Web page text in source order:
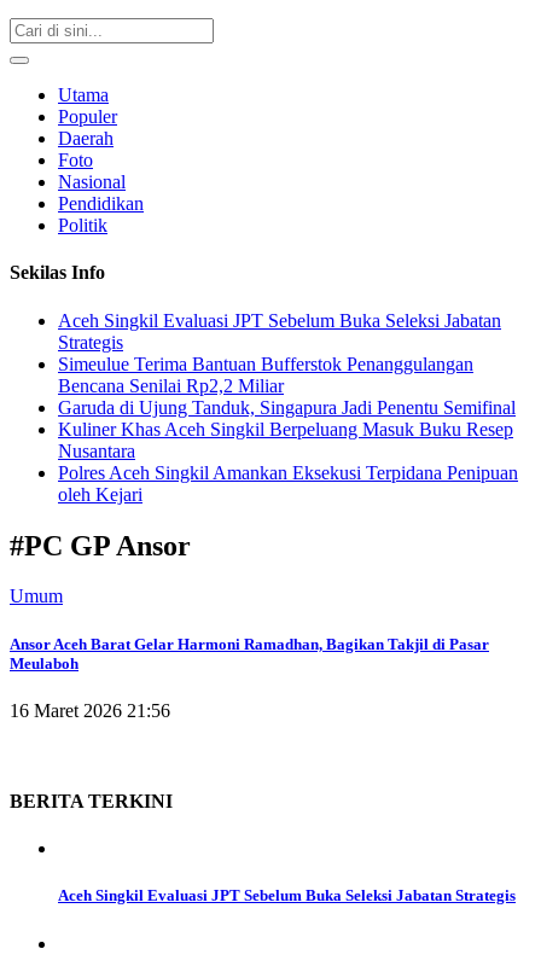
Utama
Populer
Daerah
Foto
Nasional
Pendidikan
Politik
Sekilas Info
Aceh Singkil Evaluasi JPT Sebelum Buka Seleksi Jabatan
Strategis
Simeulue Terima Bantuan Bufferstok Penanggulangan
Bencana Senilai Rp2,2 Miliar
Garuda di Ujung Tanduk, Singapura Jadi Penentu Semifinal
Kuliner Khas Aceh Singkil Berpeluang Masuk Buku Resep
Nusantara
Polres Aceh Singkil Amankan Eksekusi Terpidana Penipuan
oleh Kejari
#PC GP Ansor
Umum
Ansor Aceh Barat Gelar Harmoni Ramadhan, Bagikan Takjil di Pasar
Meulaboh
16 Maret 2026 21:56
BERITA TERKINI
Aceh Singkil Evaluasi JPT Sebelum Buka Seleksi Jabatan Strategis